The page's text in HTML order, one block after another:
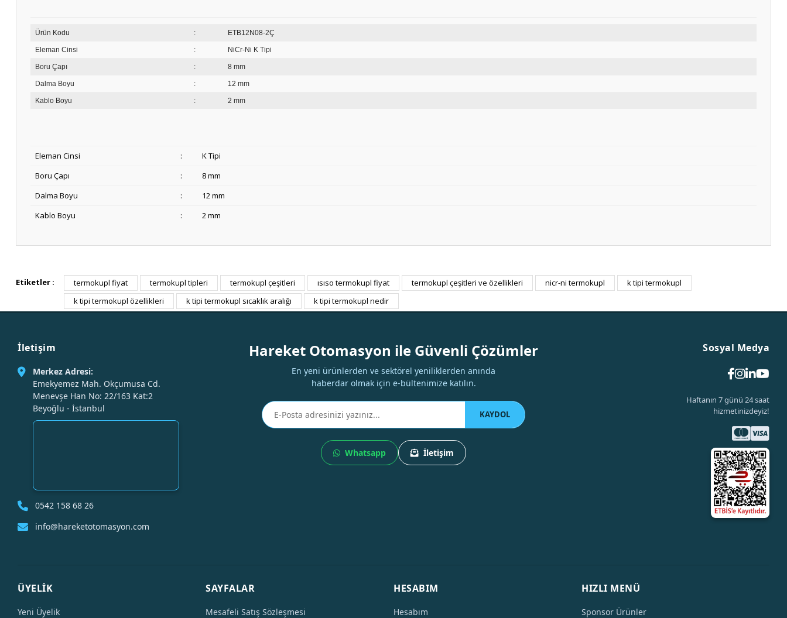
Ürün Kodu : ETB12N08-2Ç
Eleman Cinsi : NiCr-Ni K Tipi
Boru Çapı : 8 mm
Dalma Boyu : 12 mm
Kablo Boyu : 2 mm
Eleman Cinsi :
K Tipi
Boru Çapı
:
8 mm
Dalma Boyu
:
12 mm
Kablo Boyu
: 2 mm
Bu ürüne ilk yorumu siz yapın!
Etiketler : termokupl fiyat termokupl tipleri termokupl çeşitleri ısıso termokupl fiyat termokupl çeşitleri ve özellikleri nicr-ni termokupl
k tipi termokupl
k tipi termokupl özellikleri
k tipi termokupl sıcaklık aralığı k tipi termokupl nedir
İletişim
Merkez Adresi:
Emekyemez Mah. Okçumusa Cd.
Menevşe Han No: 22/163 Kat:2
Beyoğlu - İstanbul
0542 158 68 26
info@hareketotomasyon.com
Hareket Otomasyon ile Güvenli Çözümler
En yeni ürünlerden ve sektörel yeniliklerden anında
haberdar olmak için e-bültenimize katılın.
KAYDOL
Whatsapp İletişim
Sosyal Medya
Haftanın 7 günü 24 saat
hizmetinizdeyiz!
ÜYELİK
Yeni Üyelik
SAYFALAR
Mesafeli Satış Sözleşmesi
HESABIM
Hesabım
HIZLI MENÜ
Sponsor Ürünler